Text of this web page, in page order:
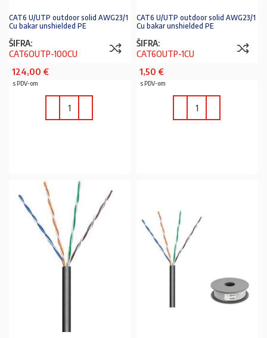
CAT6 U/UTP outdoor solid AWG23/1
Cu bakar unshielded PE
ŠIFRA:
CAT6OUTP-100CU
124,00 €
s PDV-om
CAT6 U/UTP outdoor solid AWG23/1
Cu bakar unshielded PE
ŠIFRA:
CAT6OUTP-1CU
1,50 €
s PDV-om